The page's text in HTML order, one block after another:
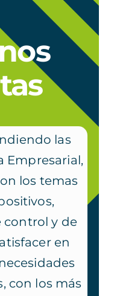
las
Empresarial,
los temas
control y de
en
con los más